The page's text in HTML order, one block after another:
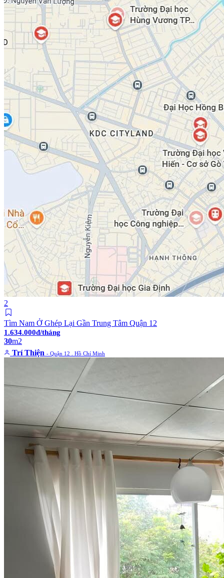
2
Tìm Nam Ở Ghép Lại Gần Trung Tâm Quận 12
1.634.000đ/tháng
30m2
Trí Thiện - Quận 12 . Hồ Chí Minh